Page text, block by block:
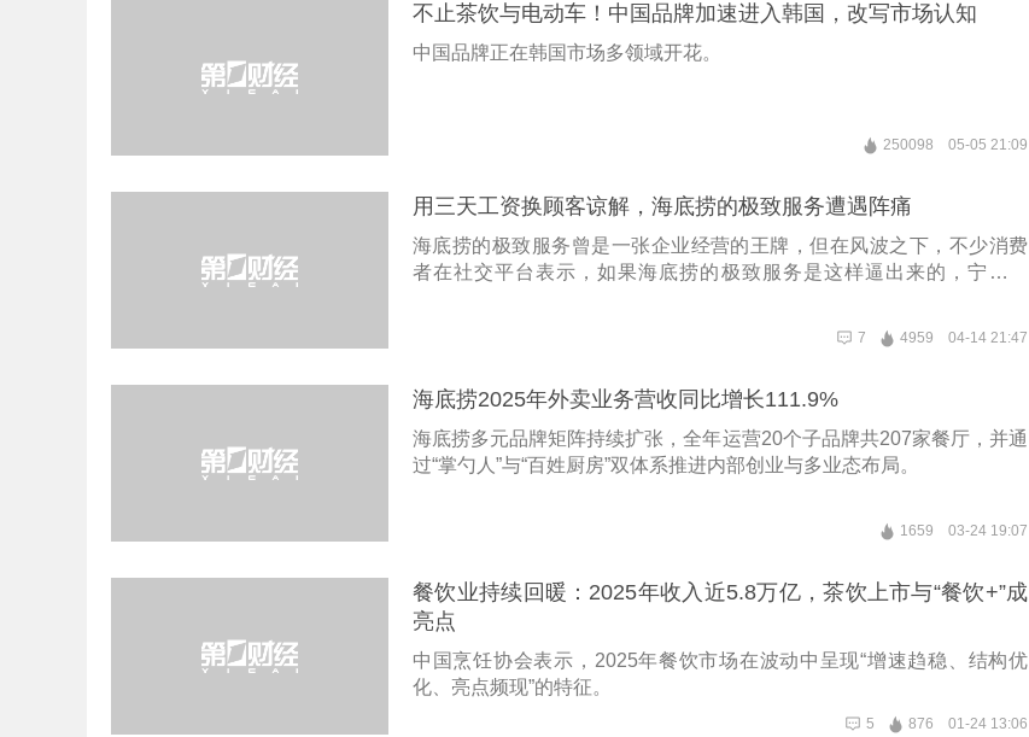
不止茶饮与电动车！中国品牌加速进入韩国，改写市场认知
中国品牌正在韩国市场多领域开花。
250098 05-05 21:09
用三天工资换顾客谅解，海底捞的极致服务遭遇阵痛
海底捞的极致服务曾是一张企业经营的王牌，但在风波之下，不少消费
者在社交平台表示，如果海底捞的极致服务是这样逼出来的，宁愿不
7 4959 04-14 21:47
海底捞2025年外卖业务营收同比增长111.9%
海底捞多元品牌矩阵持续扩张，全年运营20个子品牌共207家餐厅，并通
过“掌勺人”与“百姓厨房”双体系推进内部创业与多业态布局。
1659 03-24 19:07
餐饮业持续回暖：2025年收入近5.8万亿，茶饮上市与“餐饮+”成
亮点
中国烹饪协会表示，2025年餐饮市场在波动中呈现“增速趋稳、结构优
化、亮点频现”的特征。
5 876 01-24 13:06